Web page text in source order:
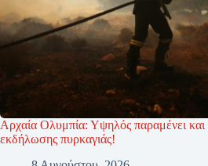
Αρχαία Ολυμπία: Υψηλός παραμένει και
εκδήλωσης πυρκαγιάς!